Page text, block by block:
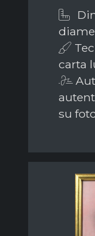
carta
su